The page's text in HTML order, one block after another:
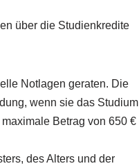
über die Studienkredite
Notlagen geraten. Die
wenn sie das Studium
Betrag von 650 €
des Alters und der